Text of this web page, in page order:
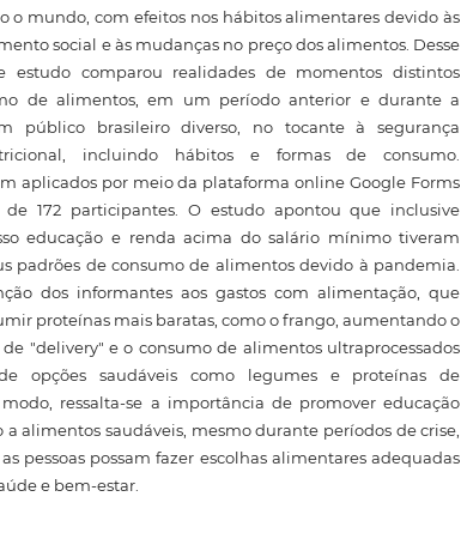
o mundo, com efeitos nos hábitos alimentares devido às
social e às mudanças no preço dos alimentos. Desse
estudo comparou realidades de momentos distintos
de alimentos, em um período anterior e durante a
público brasileiro diverso, no tocante à segurança
incluindo hábitos e formas de consumo.
aplicados por meio da plataforma online Google Forms
de 172 participantes. O estudo apontou que inclusive
educação e renda acima do salário mínimo tiveram
padrões de consumo de alimentos devido à pandemia.
dos informantes aos gastos com alimentação, que
proteínas mais baratas, como o frango, aumentando o
"delivery" e o consumo de alimentos ultraprocessados
opções saudáveis como legumes e proteínas de
ressalta-se a importância de promover educação
a alimentos saudáveis, mesmo durante períodos de crise,
pessoas possam fazer escolhas alimentares adequadas
e bem-estar.